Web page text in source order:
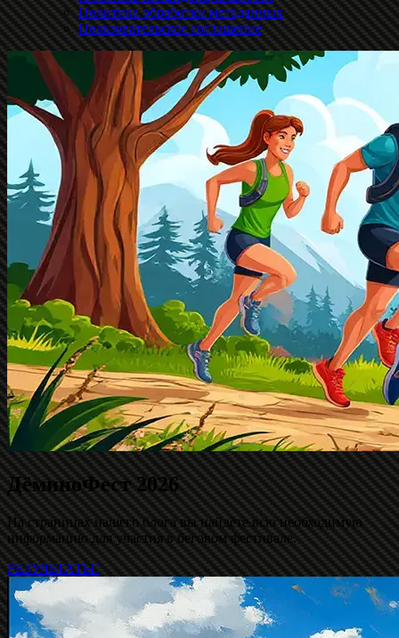
Политика обработки метаданных
Пользовательское соглашение
ДёминоФест 2026
На страницах нашего блога вы найдёте всю необходимую
информацию для участия в беговом фестивале.
РЕЗУЛЬТАТЫ!